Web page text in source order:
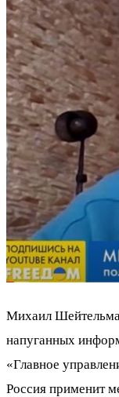
Михаил
напуганных
«Главное
Россия применит